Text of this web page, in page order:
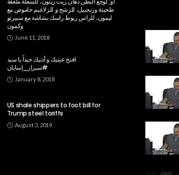
طحينة وزنجبيل، للرشح و للزلاعيم حاموض مع
ليمون، للراس ربوط راسك بشاشة مع سبيرتو
وكمون
June 11, 2018
افتح عينيك و أذنيك جيداً يا سيد
#سيزار_إسايان
January 8, 2018
US shale shippers to foot bill for
Trump steel tariffs
August 3, 2019